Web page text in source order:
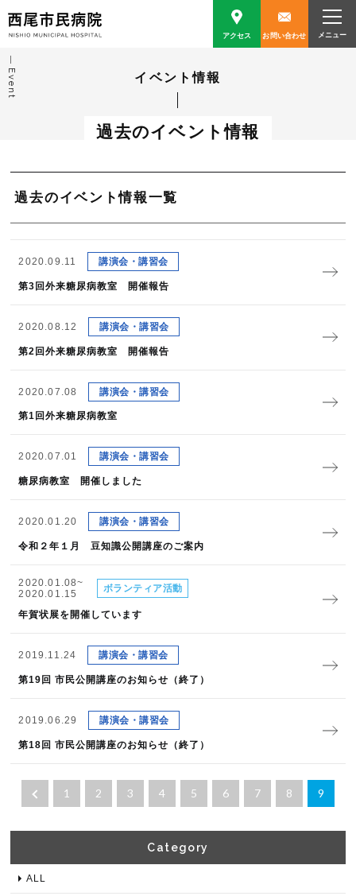
アクセス お問い合わせ
Event イベント情報
過去のイベント情報
過去のイベント情報一覧
2020.09.11 講演会・講習会
第3回外来糖尿病教室 開催報告
2020.08.12 講演会・講習会
第2回外来糖尿病教室 開催報告
2020.07.08 講演会・講習会
第1回外来糖尿病教室
2020.07.01 講演会・講習会
糖尿病教室 開催しました
2020.01.20 講演会・講習会
令和２年１月 豆知識公開講座のご案内
2020.01.08~
2020.01.15
ボランティア活動
年賀状展を開催しています
2019.11.24 講演会・講習会
第19回 市民公開講座のお知らせ（終了）
2019.06.29 講演会・講習会
第18回 市民公開講座のお知らせ（終了）
1 2 3 4 5 6 7 8 9
Category​
ALL